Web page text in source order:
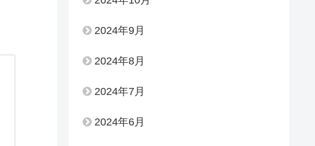
2024年9月
2024年8月
2024年7月
2024年6月